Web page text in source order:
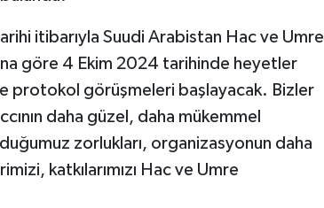
itibarıyla Suudi Arabistan Hac ve Umre
göre 4 Ekim 2024 tarihinde heyetler
protokol görüşmeleri başlayacak. Bizler
daha güzel, daha mükemmel
zorlukları, organizasyonun daha
katkılarımızı Hac ve Umre